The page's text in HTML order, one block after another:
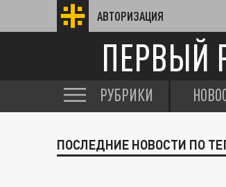
АВТОРИЗАЦИЯ
ПЕРВЫЙ
РУБРИКИ
ПОСЛЕДНИЕ НОВОСТИ ПО